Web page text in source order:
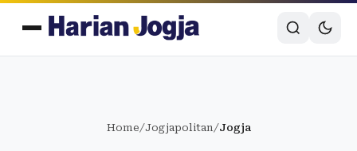
Home/Jogjapolitan/Jogja